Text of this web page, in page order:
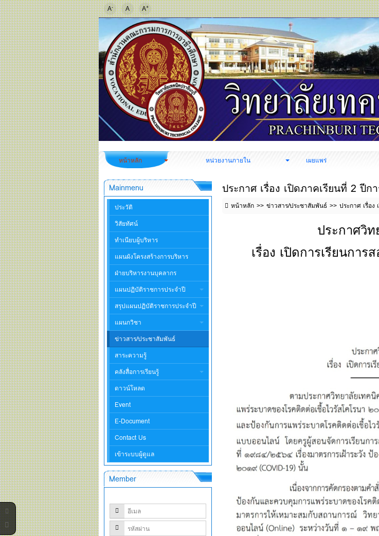
A- A A+
หน้าหลัก หน่วยงานภายใน เผยแพร่
ประกาศ เรื่อง เปิดภาคเรียนที่ 2 ปีก
หน้าหลัก ข่าวสาร/ประชาสัมพันธ์ ประกาศ เรื่อ
ประกาศวิ
เรื่อง เปิดการเรียนกา
Mainmenu
ประวัติ
วิสัยทัศน์
ทำเนียบผู้บริหาร
แผนผังโครงสร้างการบริหาร
ฝ่ายบริหารงานบุคลากร
แผนปฏิบัติราชการประจำปี
สรุปแผนปฏิบัติราชการประจำปี
แผนกวิชา
ข่าวสาร/ประชาสัมพันธ์
สาระความรู้
คลังสื่อการเรียนรู้
ดาวน์โหลด
Event
E-Document
Contact Us
เข้าระบบผู้ดูแล
Member